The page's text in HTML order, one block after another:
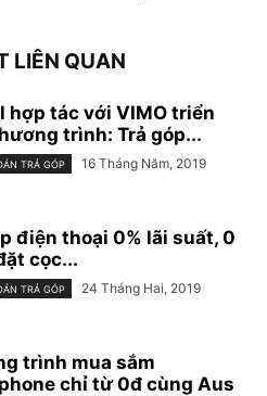
LIÊN QUAN
hợp tác với VIMO triển
trình: Trả góp...
TRẢ GÓP 16 Tháng Năm, 2019
điện thoại 0% lãi suất, 0
cọc...
TRẢ GÓP 24 Tháng Hai, 2019
trình mua sắm
chỉ từ 0đ cùng Aus